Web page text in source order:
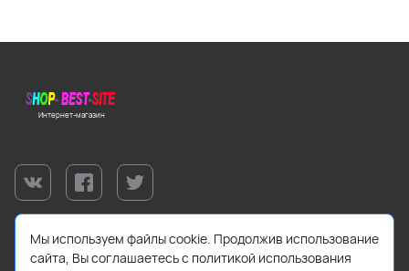
Интернет-магазин
Мы используем файлы cookie. Продолжив использование
сайта, Вы соглашаетесь с политикой использования